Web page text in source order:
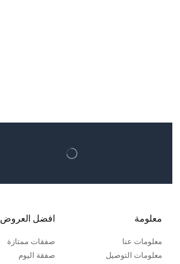
معلومة
معلومات عنا
معلومات التوصيل
افضل العروض
صفقات ممتازة
صفقة اليوم